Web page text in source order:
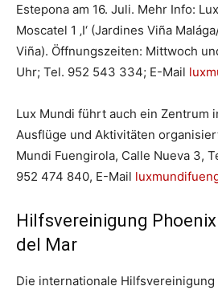
Estepona am 16. Juli. Mehr Info:
Moscatel 1 ‚I‘ (Jardines Viña
Viña). Öffnungszeiten: Mittwoch
Uhr; Tel. 952 543 334; E-Mail
Lux Mundi führt auch ein Zentrum
Ausflüge und Aktivitäten
Mundi Fuengirola, Calle Nueva 3,
952 474 840, E-Mail
Hilfsvereinigung
del Mar
Die internationale